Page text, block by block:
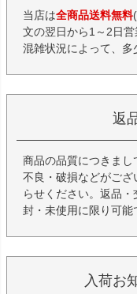
当店は全商品送料無料
文の翌日から1～2日
混雑状況によって、多
返
商品の品質につきま
不良・破損などがご
らせください。返品
封・未使用に限り可能
入荷お